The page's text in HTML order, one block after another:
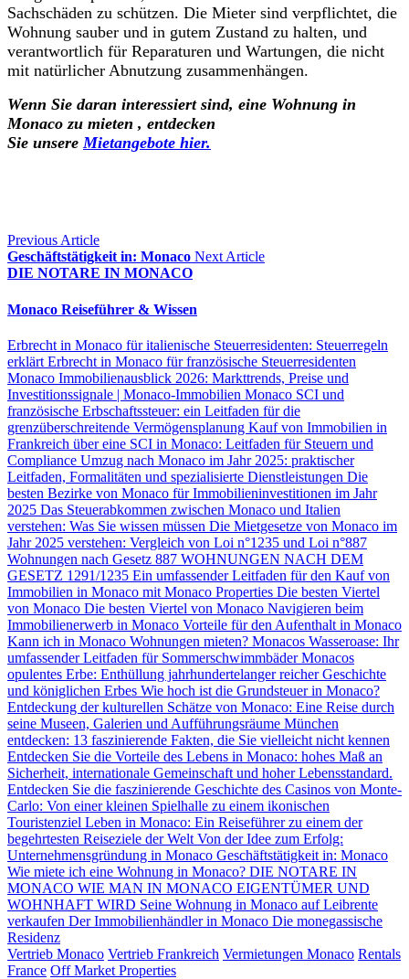
Sachschäden zu schützen. Die Mieter sind verpflichtet, die
Wohnung sauber und in gutem Zustand zu halten, und
verantwortlich für Reparaturen und Wartungen, die nicht
mit natürlicher Abnutzung zusammenhängen.
Wenn Sie daran interessiert sind, eine Wohnung in
Monaco zu mieten , entdecken
Sie unsereMietangebote hier.
Previous Article
Geschäftstätigkeit in: Monaco Next Article
DIE NOTARE IN MONACO
Monaco Reiseführer & Wissen
Erbrecht in Monaco für italienische Steuerresidenten: Steuerregeln
erklärt Erbrecht in Monaco für französische Steuerresidenten
Monaco Immobilienausblick 2026: Markttrends, Preise und
Investitionssignale | Monaco-Immobilien Monaco SCI und
französische Erbschaftssteuer: ein Leitfaden für die
grenzüberschreitende Vermögensplanung Kauf von Immobilien in
Frankreich über eine SCI in Monaco: Leitfaden für Steuern und
Compliance Umzug nach Monaco im Jahr 2025: praktischer
Leitfaden, Formalitäten und spezialisierte Dienstleistungen Die
besten Bezirke von Monaco für Immobilieninvestitionen im Jahr
2025 Das Steuerabkommen zwischen Monaco und Italien
verstehen: Was Sie wissen müssen Die Mietgesetze von Monaco im
Jahr 2025 verstehen: Vergleich von Loi n°1235 und Loi n°887
Wohnungen nach Gesetz 887 WOHNUNGEN NACH DEM
GESETZ 1291/1235 Ein umfassender Leitfaden für den Kauf von
Immobilien in Monaco mit Monaco Properties Die besten Viertel
von Monaco Die besten Viertel von Monaco Navigieren beim
Immobilienerwerb in Monaco Vorteile für den Aufenthalt in Monaco
Kann ich in Monaco Wohnungen mieten? Monacos Wasseroase: Ihr
umfassender Leitfaden für SommerschwimmbäderMonacos
opulentes Erbe: Enthüllung jahrhundertelanger reicher Geschichte
und königlichen Erbes Wie hoch ist die Grundsteuer in Monaco?
Entdeckung der kulturellen Schätze von Monaco: Eine Reise durch
seine Museen, Galerien und Aufführungsräume München
entdecken: 13 faszinierende Fakten, die Sie vielleicht nicht kennen
Entdecken Sie die Vorteile des Lebens in Monaco: hohes Maß an
Sicherheit, internationale Gemeinschaft und hoher Lebensstandard.
Entdecken Sie die faszinierende Geschichte des Casinos von Monte-
Carlo: Von einer kleinen Spielhalle zu einem ikonischen
Touristenziel Leben in Monaco: Ein Reiseführer zu einem der
begehrtesten Reiseziele der Welt Von der Idee zum Erfolg:
Unternehmensgründung in Monaco Geschäftstätigkeit in: Monaco
Wie miete ich eine Wohnung in Monaco? DIE NOTARE IN
MONACO WIE MAN IN MONACO EIGENTÜMER UND
WOHNHAFT WIRD Seine Wohnung in Monaco auf Leibrente
verkaufen Der Immobilienhändler in Monaco Die monegassische
Residenz
Vertrieb Monaco Vertrieb Frankreich Vermietungen Monaco Rentals
France Off Market Properties